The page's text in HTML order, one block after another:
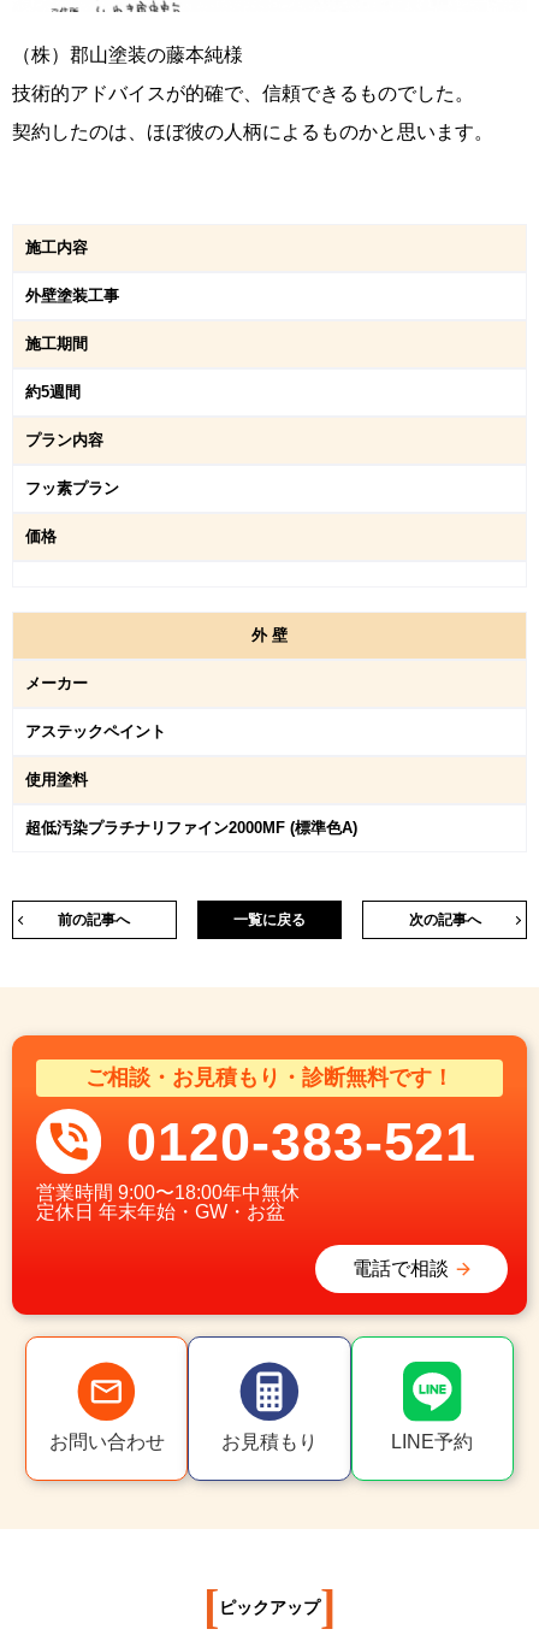
（株）郡山塗装の藤本純様
技術的アドバイスが的確で、信頼できるものでした。
契約したのは、ほぼ彼の人柄によるものかと思います。
施工内容
外壁塗装工事
施工期間
約5週間
プラン内容
フッ素プラン
価格
外 壁
メーカー
アステックペイント
使用塗料
超低汚染プラチナリファイン2000MF (標準色A)
前の記事へ 次の記事へ
一覧に戻る
ご相談・お見積もり・診断無料です！
0120-383-521
営業時間 9:00〜18:00年中無休
定休日 年末年始・GW・お盆
電話で相談
お問い合わせ お見積もり LINE予約
[ ピックアップ]